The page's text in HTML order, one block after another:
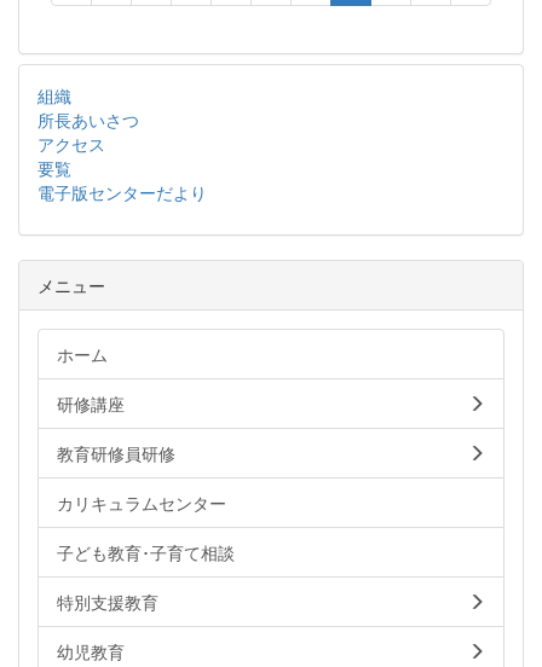
組織
所長あいさつ
アクセス
要覧
電子版センターだより
メニュー
ホーム
研修講座
教育研修員研修
カリキュラムセンター
子ども教育･子育て相談
特別支援教育
幼児教育